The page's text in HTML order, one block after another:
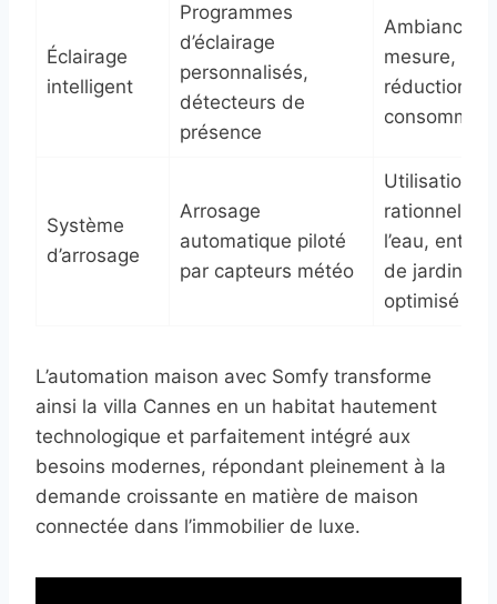
Éclairage
intelligent
Programmes
d’éclairage
personnalisés,
détecteurs de
présence
Ambiances
mesure,
réduction
Système
d’arrosage
Arrosage
automatique piloté
par capteurs météo
Utilisation
rationnelle
l’eau,
de jardins
optimisé
L’automation maison avec Somfy transforme
ainsi la villa Cannes en un habitat hautement
technologique et parfaitement intégré aux
besoins modernes, répondant pleinement à la
demande croissante en matière de maison
connectée dans l’immobilier de luxe.